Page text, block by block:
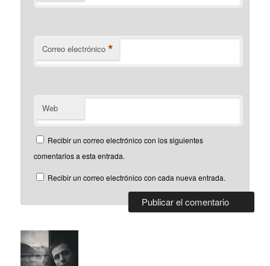
Correo electrónico *
Web
Recibir un correo electrónico con los siguientes
comentarios a esta entrada.
Recibir un correo electrónico con cada nueva entrada.